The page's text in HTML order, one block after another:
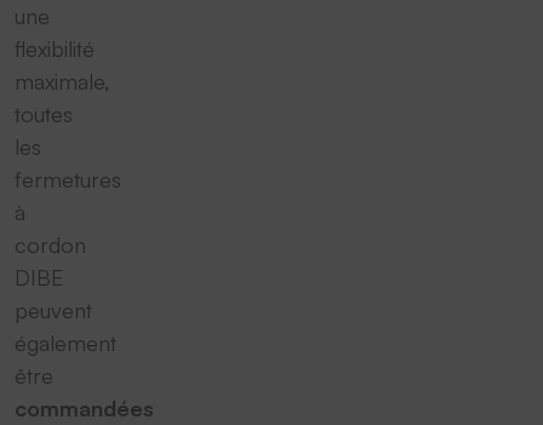
une
flexibilité
maximale,
toutes
les
fermetures
à
cordon
DIBE
peuvent
également
être
commandées